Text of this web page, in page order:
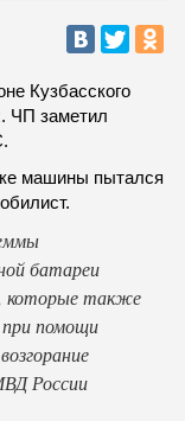
Кузбасского
ЧП заметил
машины пытался
батареи
которые также
помощи
России